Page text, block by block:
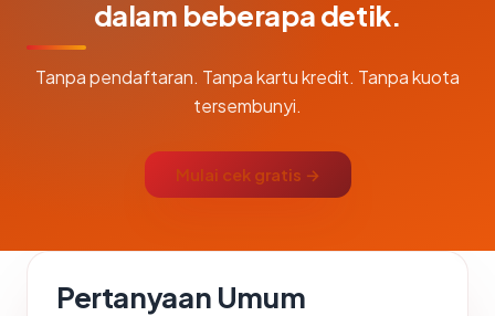
dalam beberapa detik.
Tanpa pendaftaran. Tanpa kartu kredit. Tanpa kuota
tersembunyi.
Mulai cek gratis →
Pertanyaan Umum